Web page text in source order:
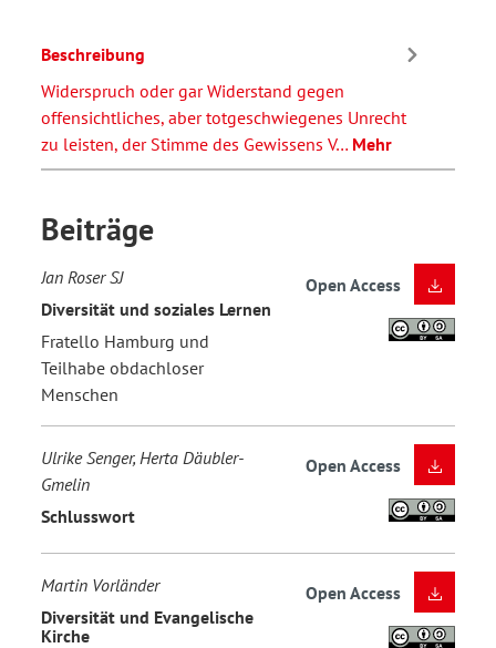
Beschreibung
Widerspruch oder gar Widerstand gegen
offensichtliches, aber totgeschwiegenes Unrecht
zu leisten, der Stimme des Gewissens V… Mehr
Beiträge
Jan Roser SJ
Diversität und soziales Lernen
Fratello Hamburg und
Teilhabe obdachloser
Menschen
Open Access
Ulrike Senger, Herta Däubler-
Gmelin
Schlusswort
Open Access
Martin Vorländer
Diversität und Evangelische
Kirche
Open Access